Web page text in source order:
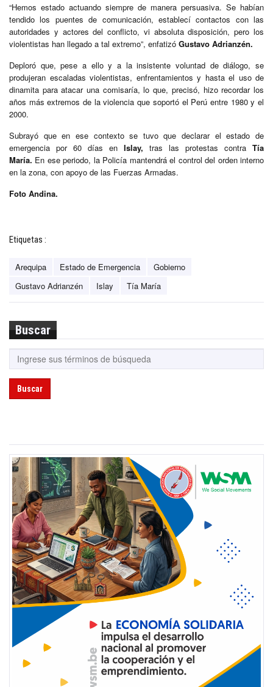
“Hemos estado actuando siempre de manera persuasiva. Se habían
tendido los puentes de comunicación, establecí contactos con las
autoridades y actores del conflicto, vi absoluta disposición, pero los
violentistas han llegado a tal extremo”, enfatizó Gustavo Adrianzén.
Deploró que, pese a ello y a la insistente voluntad de diálogo, se
produjeran escaladas violentistas, enfrentamientos y hasta el uso de
dinamita para atacar una comisaría, lo que, precisó, hizo recordar los
años más extremos de la violencia que soportó el Perú entre 1980 y el
2000.
Subrayó que en ese contexto se tuvo que declarar el estado de
emergencia por 60 días en Islay, tras las protestas contra Tía
María. En ese periodo, la Policía mantendrá el control del orden interno
en la zona, con apoyo de las Fuerzas Armadas.
Foto Andina.
Etiquetas :
Arequipa Estado de Emergencia
Gobierno
Gustavo Adrianzén
Islay Tía María
Buscar
Buscar